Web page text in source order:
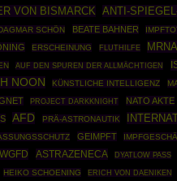
VON BISMARCK ANTI-
SCHÖN BEATE BAHNER
ERSCHEINUNG FLUTHILFE MRNA
AUF DEN SPUREN DER ALLMÄCHTIGEN
NOON KÜNSTLICHE INTELLIGENZ
PROJECT DARKKNIGHT NATO AKTE
AFD PRÄ-ASTRONAUTIK
GEIMPFT
ASTRAZENECA DYATLOW PASS
HEIKO SCHOENING ERICH VON DAENIKEN